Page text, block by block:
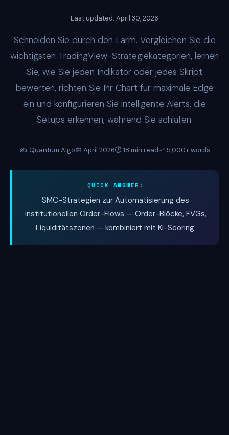
Last updated: April 30, 2026
Schneiden Sie durch den Lärm. Vergleichen Sie die
wichtigsten TradingView-Strategiekategorien, lernen
Sie, wie Sie jeden Indikator oder jedes Skript
bewerten, richten Sie Ihr Chart für maximale Edge
ein und konfigurieren Sie intelligente Alerts, die
Setups erkennen, während Sie schlafen.
✍️ Quantum Algo📅 April 2026⏱️ 18 min read📈 5,000+ words
QUICK ANSWER:
SMC-Strategien zur Automatisierung des
institutionellen Order-Flows — Order-Blöcke, FVGs,
Liquiditätszonen — kombiniert mit KI-Scoring.